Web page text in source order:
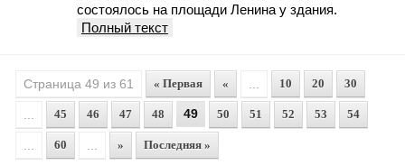
состоялось на площади Ленина у здания.
Полный текст
Страница 49 из 61 « Первая « 10 20 30
45 46 47 48 49 50 51 52 53 54
60 » Последняя »